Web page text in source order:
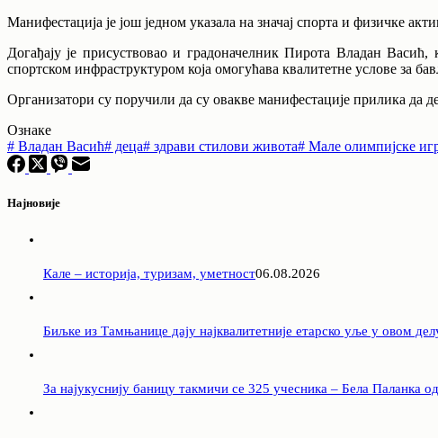
Манифестација је још једном указала на значај спорта и физичке
Догађају је присуствовао и градоначелник Пирота Владан
спортском инфраструктуром која омогућава квалитетне услове за
Организатори су поручили да су овакве манифестације прилика да
Ознаке
# Владан Васић# деца# здрави стилови живота# Мале олимпијске
Најновије
Кале – историја, туризам, уметност06.08.2026
Биљке из Тамњанице дају најквалитетније етарско уље у овом
За најукуснију баницу такмичи се 325 учесника – Бела Паланка